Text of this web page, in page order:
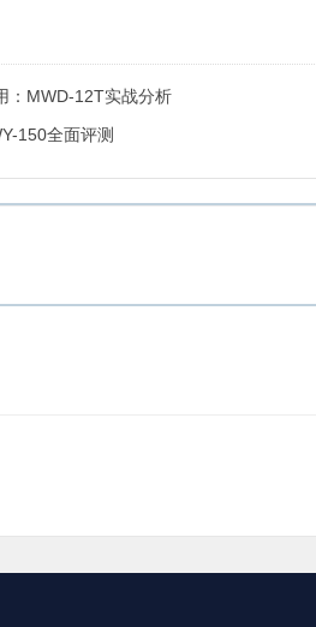
：MWD-12T实战分析
150全面评测